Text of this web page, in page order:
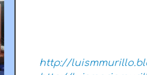
http://